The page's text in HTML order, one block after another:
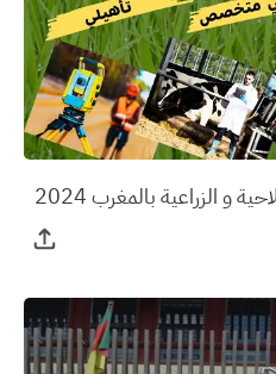
و الزراعية بالمغرب 2024